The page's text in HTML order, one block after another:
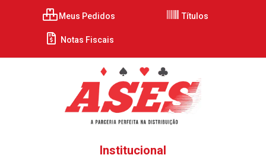
Meus Pedidos Títulos
Notas Fiscais
Institucional